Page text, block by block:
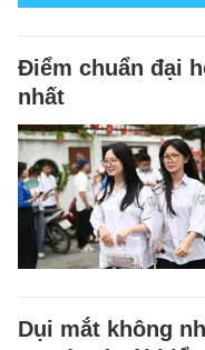
Điểm chuẩn đại
nhất
Dụi mắt không